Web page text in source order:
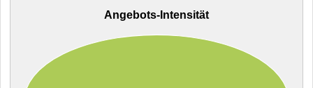
Angebots-Intensität